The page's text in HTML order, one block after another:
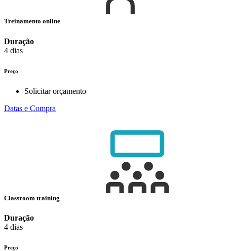
Treinamento online
Duração
4 dias
Preço
Solicitar orçamento
Datas e Compra
Classroom training
Duração
4 dias
Preço